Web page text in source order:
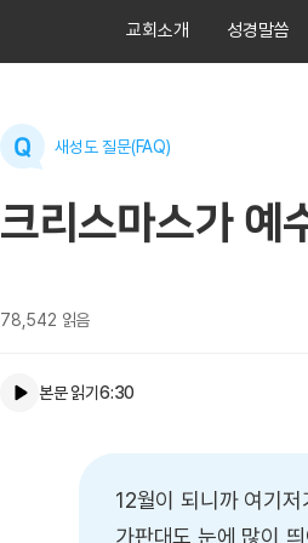
교회소개 성경말씀
새성도 질문(FAQ)
크리스마스가 예
78,542 읽음
본문 읽기6:30
12월이 되니까 여기
가판대도 눈에 많이